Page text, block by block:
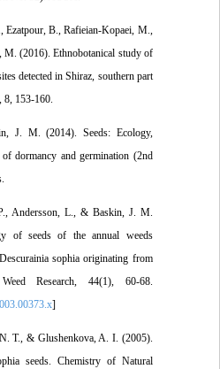
Ezatpour, B., Rafieian-Kopaei, M.,
M. (2016). Ethnobotanical study of
detected in Shiraz, southern part
8, 153-160.
J. M. (2014). Seeds: Ecology,
of dormancy and germination (2nd
P., Andersson, L., & Baskin, J. M.
of seeds of the annual weeds
Descurainia sophia originating from
Weed Research, 44(1), 60-68.
N. T., & Glushenkova, A. I. (2005).
seeds. Chemistry of Natural